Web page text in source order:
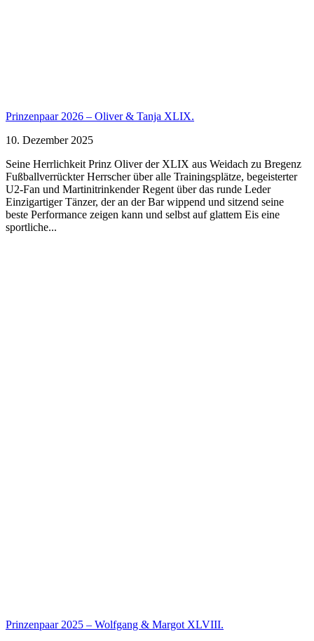
Prinzenpaar 2026 – Oliver & Tanja XLIX.
10. Dezember 2025
Seine Herrlichkeit Prinz Oliver der XLIX aus Weidach zu Bregenz
Fußballverrückter Herrscher über alle Trainingsplätze, begeisterter
U2-Fan und Martinitrinkender Regent über das runde Leder
Einzigartiger Tänzer, der an der Bar wippend und sitzend seine
beste Performance zeigen kann und selbst auf glattem Eis eine
sportliche...
Prinzenpaar 2025 – Wolfgang & Margot XLVIII.